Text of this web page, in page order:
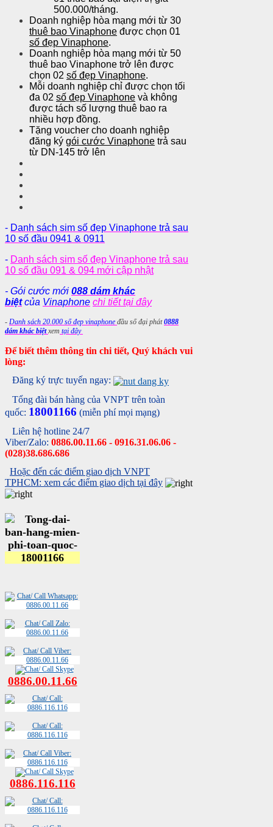
500.000/tháng.
Doanh nghiệp hòa mạng mới từ 30
thuê bao Vinaphone được chọn 01
số đẹp Vinaphone.
Doanh nghiệp hòa mạng mới từ 50
thuê bao Vinaphone trở lên được
chọn 02 số đẹp Vinaphone.
Mỗi doanh nghiệp chỉ được chọn tối
đa 02 số đẹp Vinaphone và không
được tách số lượng thuê bao ra
nhiều hợp đồng.
Tặng voucher cho doanh nghiệp
đăng ký gói cước Vinaphone trả sau
từ DN-145 trở lên
- Danh sách sim số đẹp Vinaphone trả sau
10 số đầu 0941 & 0911
- Danh sách sim số đẹp Vinaphone trả sau
10 số đầu 091 & 094 mới cập nhật
- Gói cước mới 088 dám khác
biệtcủa Vinaphone chi tiết tại đây
- Danh sách 20.000 số đẹp vinaphone đầu số đại phát0888
dám khác biệt xem tại đây
Để biết thêm thông tin chi tiết, Quý khách vui
lòng:
Đăng ký trực tuyến ngay:
Tổng đài bán hàng của VNPT trên toàn
quốc: 18001166 (miễn phí mọi mạng)
Liên hệ hotline 24/7
Viber/Zalo: 0886.00.11.66 - 0916.31.06.06 -
(028)38.686.686
Hoặc đến các điểm giao dịch VNPT
TPHCM: xem các điểm giao dịch tại đây
0886.00.11.66
0886.116.116